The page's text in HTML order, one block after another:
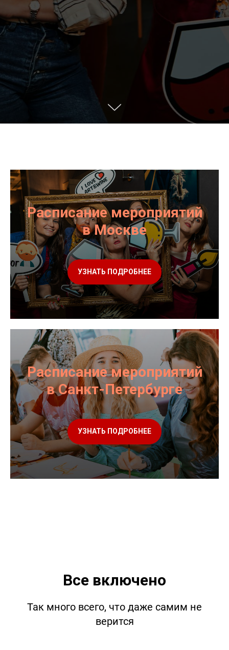
Расписание мероприятий
в Москве
УЗНАТЬ ПОДРОБНЕЕ
Расписание мероприятий
в Санкт-Петербурге
УЗНАТЬ ПОДРОБНЕЕ
Все включено
Так много всего, что даже самим не
верится